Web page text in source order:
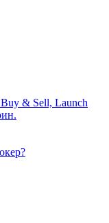
& Sell, Launch